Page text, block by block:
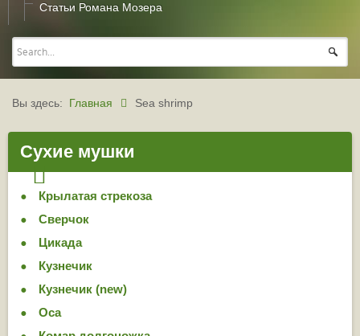
Статьи Романа Мозера
Вы здесь: Главная Sea shrimp
Сухие мушки
Крылатая стрекоза
Сверчок
Цикада
Кузнечик
Кузнечик (new)
Оса